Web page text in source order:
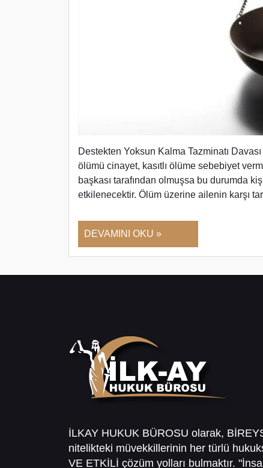
Destekten Yoksun Kalma Tazminatı
ölümü cinayet, kasıtlı ölüme sebebiyet
başkası tarafından olmuşsa bu durumda
etkilenecektir. Ölüm üzerine ailenin karşı
DEVAMINI OKU »
İLKAY HUKUK BÜROSU olarak,
nitelikteki müvekkillerinin her türlü
VE ETKİLİ çözüm yolları bulmaktır.